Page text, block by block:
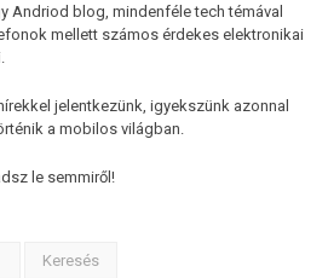
Andriod blog, mindenféle tech témával
mellett számos érdekes elektronikai
jelentkezünk, igyekszünk azonnal
a mobilos világban.
le semmiről!